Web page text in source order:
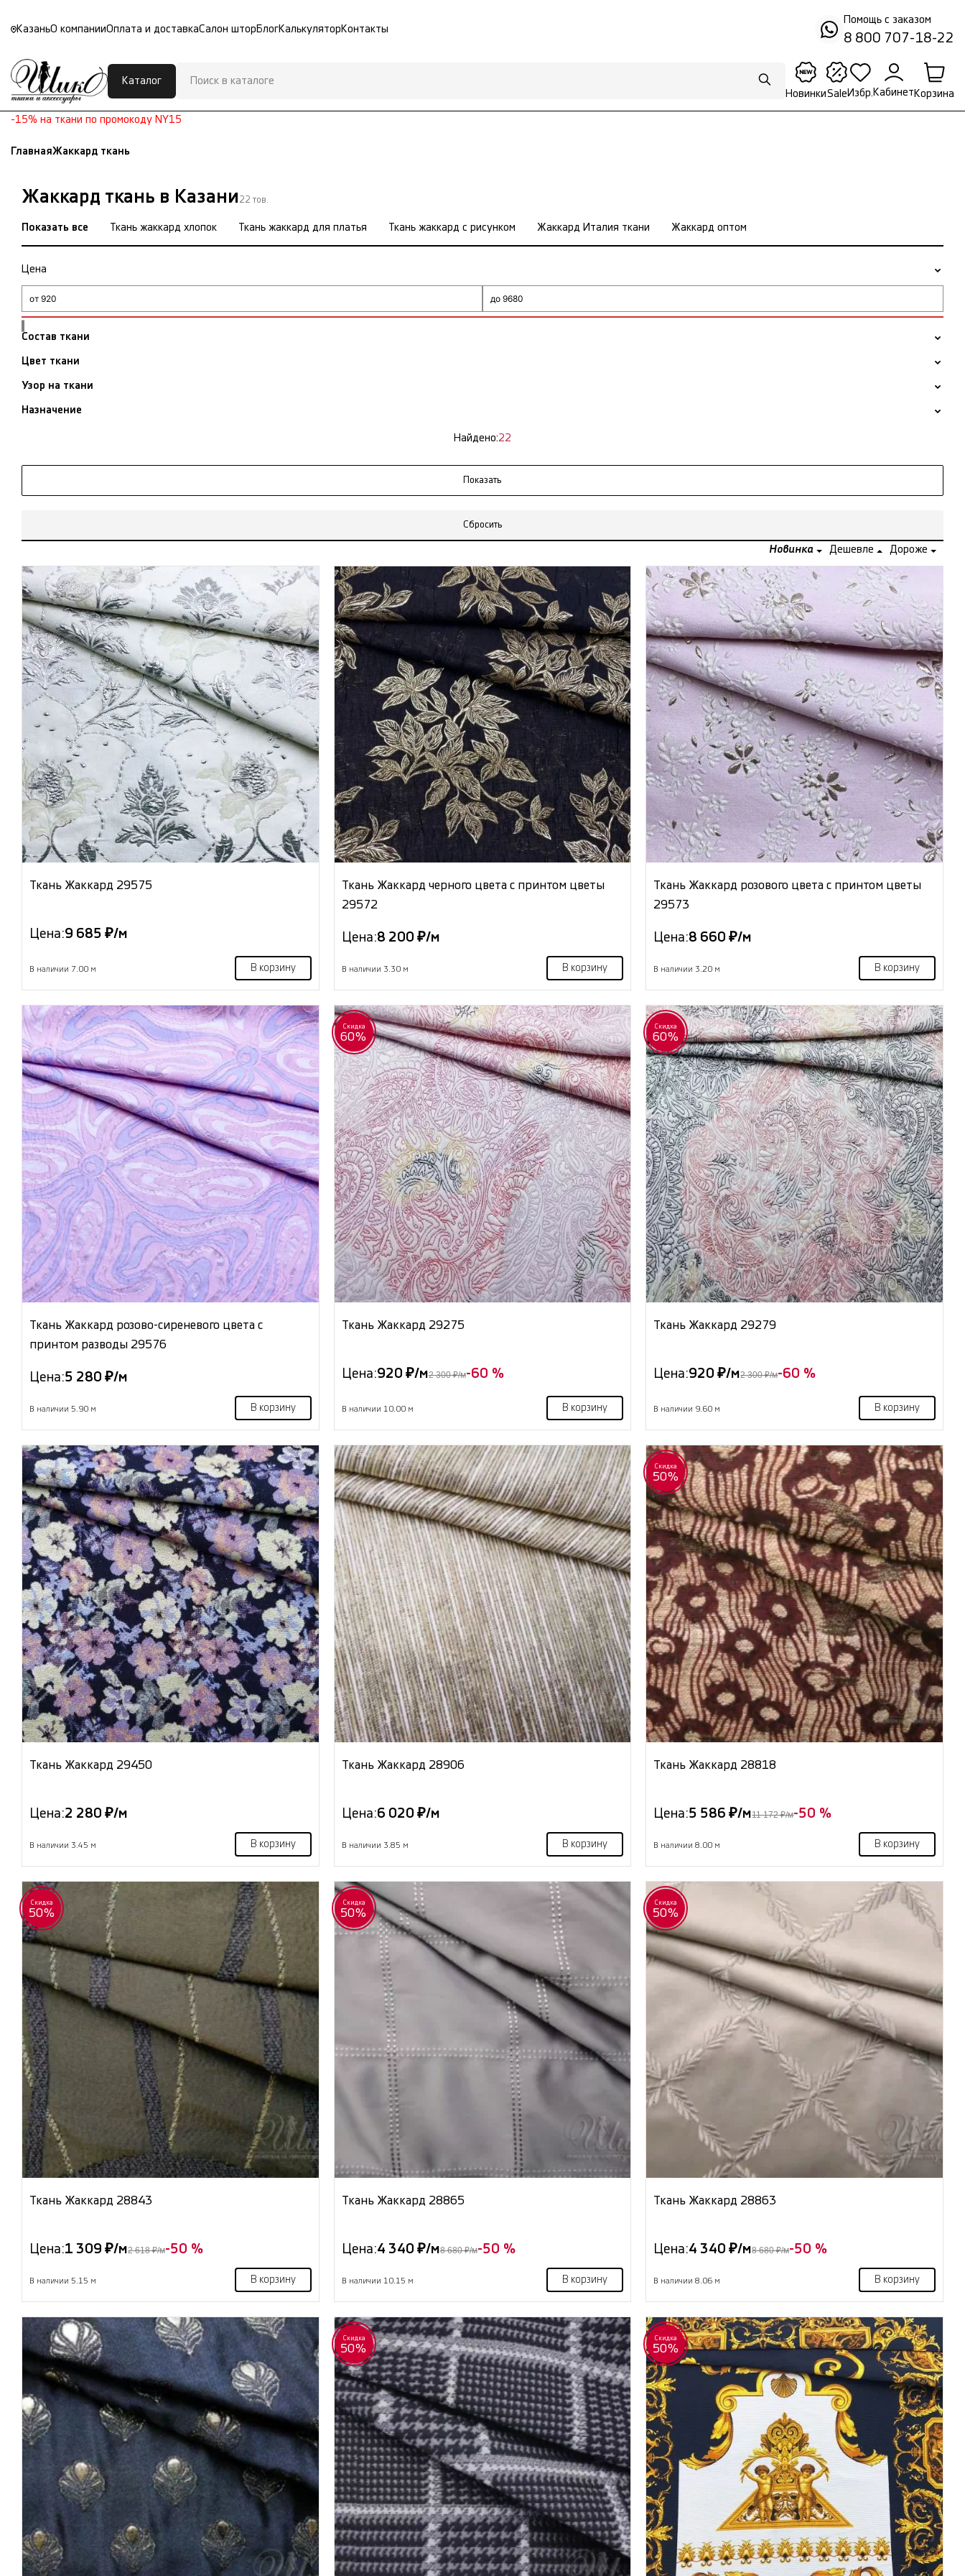
КазаньО компанииОплата и доставкаСалон штор БлогКалькулятор Контакты
Помощь с заказом
8 800 707-18-22
Каталог
НовинкиSale Избр. Кабинет Корзина
-15% на ткани по промокоду NY15
ГлавнаяЖаккард ткань
Жаккард ткань в Казани 22 тов.
Показать все Ткань жаккард хлопок Ткань жаккард для платья Ткань жаккард с рисунком Жаккард Италия ткани Жаккард оптом
Цена
Состав ткани
Цвет ткани
Узор на ткани
Назначение
Найдено:22
Сбросить
Новинка Дешевле Дороже
Ткань Жаккард 29575
Цена:9 685 ₽/м
В наличии 7.00 м В корзину
Ткань Жаккард черного цвета с принтом цветы
29572
Цена:8 200 ₽/м
В наличии 3.30 м В корзину
Ткань Жаккард розового цвета с принтом цветы
29573
Цена:8 660 ₽/м
В наличии 3.20 м В корзину
Ткань Жаккард розово-сиреневого цвета с
принтом разводы 29576
Цена:5 280 ₽/м
В наличии 5.90 м В корзину
Скидка
60%
Ткань Жаккард 29275
Цена:920 ₽/м2 300 ₽/м-60 %
В наличии 10.00 м В корзину
Скидка
60%
Ткань Жаккард 29279
Цена:920 ₽/м2 300 ₽/м-60 %
В наличии 9.60 м В корзину
Ткань Жаккард 29450
Цена:2 280 ₽/м
В наличии 3.45 м В корзину
Ткань Жаккард 28906
Цена:6 020 ₽/м
В наличии 3.85 м В корзину
Скидка
50%
Ткань Жаккард 28818
Цена:5 586 ₽/м11 172 ₽/м-50 %
В наличии 8.00 м В корзину
Скидка
50%
Ткань Жаккард 28843
Цена:1 309 ₽/м2 618 ₽/м-50 %
В наличии 5.15 м В корзину
Скидка
50%
Ткань Жаккард 28865
Цена:4 340 ₽/м8 680 ₽/м-50 %
В наличии 10.15 м В корзину
Скидка
50%
Ткань Жаккард 28863
Цена:4 340 ₽/м8 680 ₽/м-50 %
В наличии 8.06 м В корзину
Скидка
50%
Скидка
50%